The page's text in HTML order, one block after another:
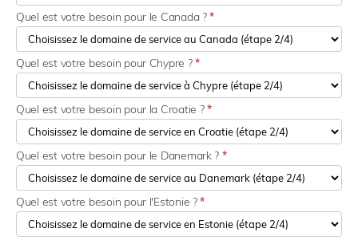
Quel est votre besoin pour le Canada ?*
Quel est votre besoin pour Chypre ?*
Quel est votre besoin pour la Croatie ?*
Quel est votre besoin pour le Danemark ? *
Quel est votre besoin pour l'Estonie ?*